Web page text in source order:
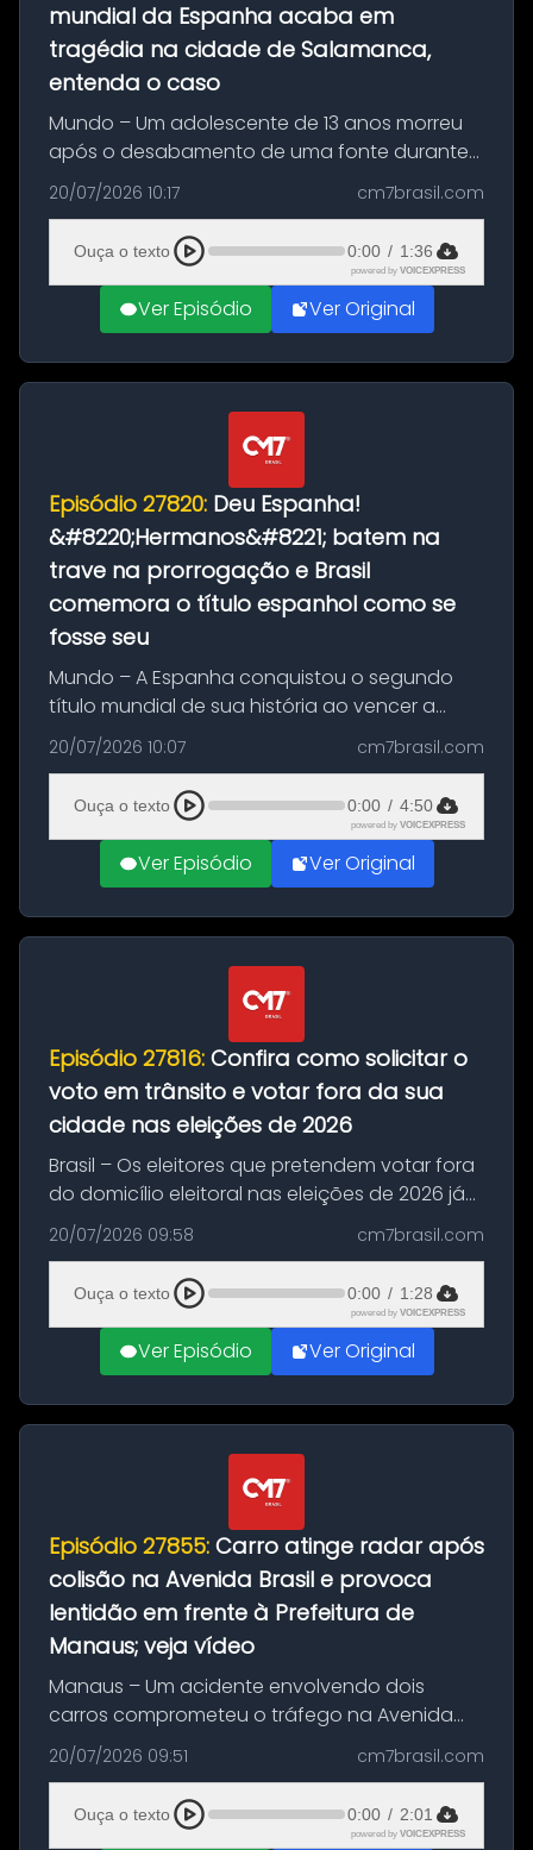
mundial da Espanha acaba em
tragédia na cidade de Salamanca,
entenda o caso
Mundo – Um adolescente de 13 anos morreu
após o desabamento de uma fonte durante
as comemorações pelo título da Copa do
Mundo conquistado pela Espanha, em
Ciudad Rodrigo, na província de Salamanca,
no...
20/07/2026 10:17 cm7brasil.com
Ouça o texto 0:00 / 1:36
powered by VOICEXPRESS
Ver Episódio Ver Original
Episódio 27820: Deu Espanha!
&#8220;Hermanos&#8221; batem na
trave na prorrogação e Brasil
comemora o título espanhol como se
fosse seu
Mundo – A Espanha conquistou o segundo
título mundial de sua história ao vencer a
Argentina por 1 a 0, neste domingo (19), na
decisão da Copa do Mundo de 2026. Depois
de um duelo sem gols durante o te...
20/07/2026 10:07 cm7brasil.com
Ouça o texto 0:00 / 4:50
powered by VOICEXPRESS
Ver Episódio Ver Original
Episódio 27816: Confira como solicitar o
voto em trânsito e votar fora da sua
cidade nas eleições de 2026
Brasil – Os eleitores que pretendem votar fora
do domicílio eleitoral nas eleições de 2026 já
podem solicitar o voto em trânsito a partir
desta segunda-feira (20). O pedido pode ser
feito até 20 de ag...
20/07/2026 09:58 cm7brasil.com
Ouça o texto 0:00 / 1:28
powered by VOICEXPRESS
Ver Episódio Ver Original
Episódio 27855: Carro atinge radar após
colisão na Avenida Brasil e provoca
lentidão em frente à Prefeitura de
Manaus; veja vídeo
Manaus – Um acidente envolvendo dois
carros comprometeu o tráfego na Avenida
Brasil durante a manhã desta segunda-feira
(20), em frente ao complexo da Prefeitura de
Manaus, na Zona Oeste. A batida ter...
20/07/2026 09:51 cm7brasil.com
Ouça o texto 0:00 / 2:01
powered by VOICEXPRESS